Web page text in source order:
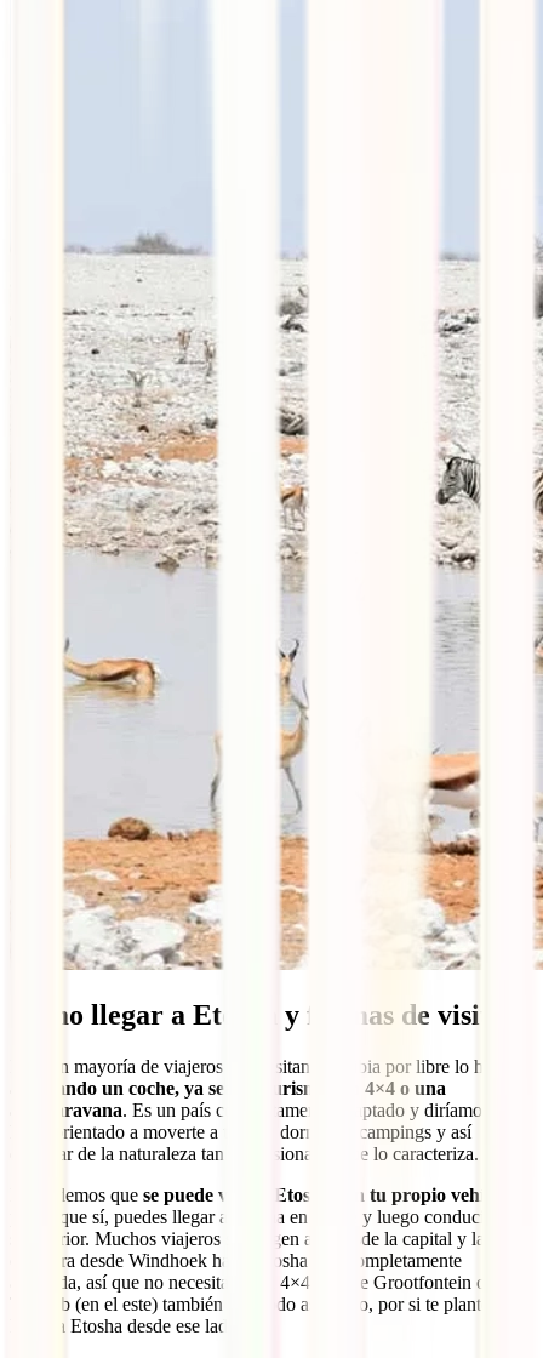
Cómo llegar a Etosha y formas de visita
La gran mayoría de viajeros que visitan Namibia por libre lo hacen
alquilando un coche, ya sea un turismo, un 4×4 o una
autocaravana. Es un país completamente adaptado y diríamos que
hasta orientado a moverte a tu aire, dormir en campings y así
disfrutar de la naturaleza tan impresionante que lo caracteriza.
Recordemos que se puede visitar Etosha con tu propio vehículo
por lo que sí, puedes llegar a Etosha en coche y luego conducir por
su interior. Muchos viajeros se dirigen a él desde la capital y la
carretera desde Windhoek hasta Etosha está completamente
asfaltada, así que no necesitarás un 4×4. Desde Grootfontein o
Tsumeb (en el este) también está todo asfaltado, por si te planteas
llegar a Etosha desde ese lado.